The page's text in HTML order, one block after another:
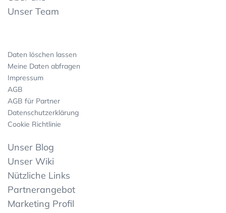
Unser Team
Daten löschen lassen
Meine Daten abfragen
Impressum
AGB
AGB für Partner
Datenschutzerklärung
Cookie Richtlinie
Unser Blog
Unser Wiki
Nützliche Links
Partnerangebot
Marketing Profil